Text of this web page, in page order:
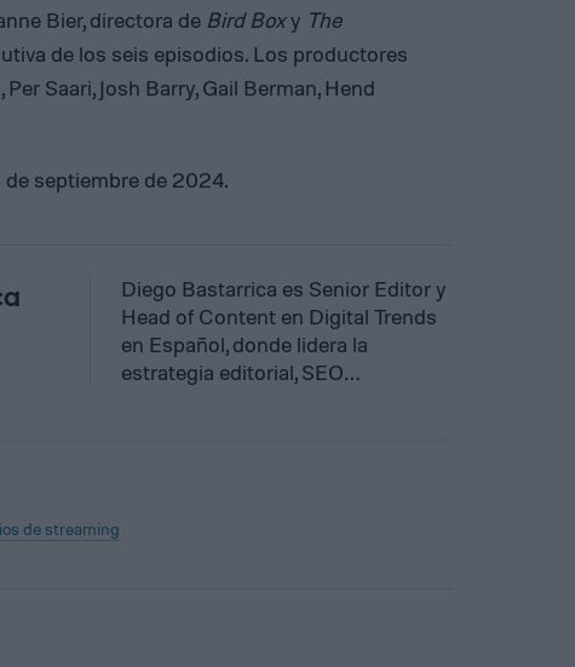
Bier, directora de Bird Boxy The
de los seis episodios. Los productores
Saari, Josh Barry, Gail Berman, Hend
septiembre de 2024.
Diego Bastarrica es Senior Editor y
Head of Content en Digital Trends
en Español, donde lidera la
estrategia editorial, SEO…
de streaming